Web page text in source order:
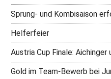
Sprung- und Kombisaison
Helferfeier
Austria Cup Finale:
Gold im Team-Bewerb bei